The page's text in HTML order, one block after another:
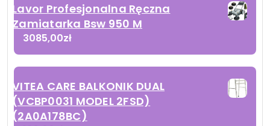
Lavor Profesjonalna Ręczna
Zamiatarka Bsw 950 M
3085,00zł
VITEA CARE BALKONIK DUAL
(VCBP0031 MODEL 2FSD)
(2A0A178BC)